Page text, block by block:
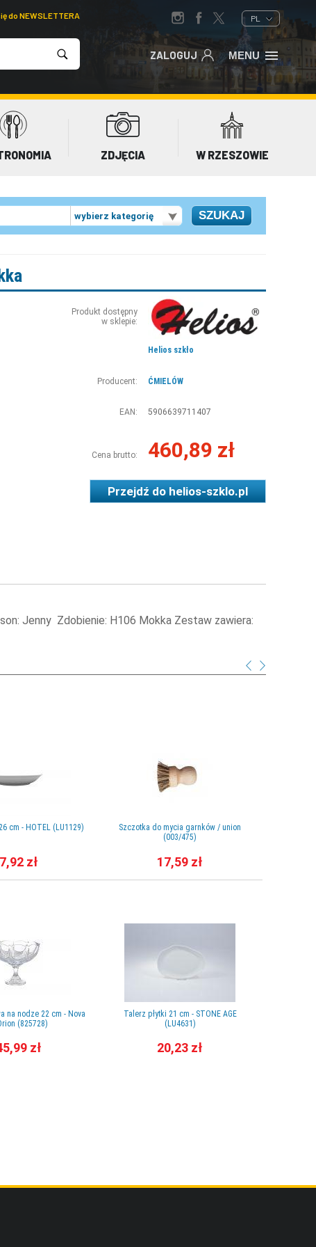
do NEWSLETTERA PL
ZALOGUJ MENU
ZDJĘCIA W RZESZOWIE
wybierz kategorię
Produkt dostępny
w sklepie:
Helios szkło
Producent: ĆMIELÓW
EAN: 5906639711407
Cena brutto: 460,89 zł
Przejdź dohelios-szklo.pl
Jenny Zdobienie: H106 Mokka Zestaw zawiera:
cm - HOTEL (LU1129)
zł
na nodze 22 cm - Nova
(825728)
zł
Szczotka do mycia garnków / union
(003/475)
17,59 zł
Talerz płytki 21 cm - STONE AGE
(LU4631)
20,23 zł